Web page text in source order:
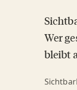
Wer
bleibt